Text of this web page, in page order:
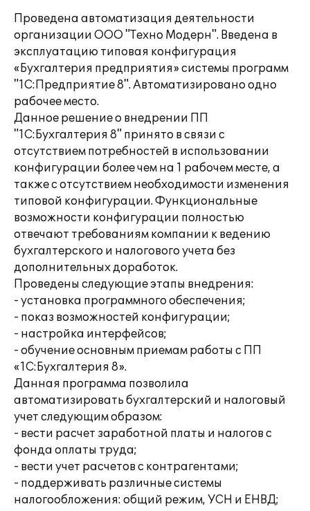
Проведена автоматизация деятельности
организации ООО "Техно Модерн". Введена в
эксплуатацию типовая конфигурация
«Бухгалтерия предприятия» системы программ
"1С:Предприятие 8". Автоматизировано одно
рабочее место.
Данное решение о внедрении ПП
"1С:Бухгалтерия 8" принято в связи с
отсутствием потребностей в использовании
конфигурации более чем на 1 рабочем месте, а
также с отсутствием необходимости изменения
типовой конфигурации. Функциональные
возможности конфигурации полностью
отвечают требованиям компании к ведению
бухгалтерского и налогового учета без
дополнительных доработок.
Проведены следующие этапы внедрения:
- установка программного обеспечения;
- показ возможностей конфигурации;
- настройка интерфейсов;
- обучение основным приемам работы с ПП
«1С:Бухгалтерия 8».
Данная программа позволила
автоматизировать бухгалтерский и налоговый
учет следующим образом:
- вести расчет заработной платы и налогов с
фонда оплаты труда;
- вести учет расчетов с контрагентами;
- поддерживать различные системы
налогообложения: общий режим, УСН и ЕНВД;